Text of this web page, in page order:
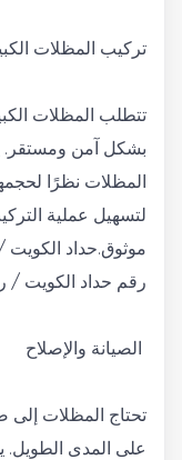
تركيب المظلات
تتطلب المظلات
بشكل آمن ومستقر.
المظلات نظرًا
لتسهيل عملية
موثوق.حداد
رقم حداد الكويت /
الصيانة والإصلاح
تحتاج المظلات إلى
على المدى الطويل.